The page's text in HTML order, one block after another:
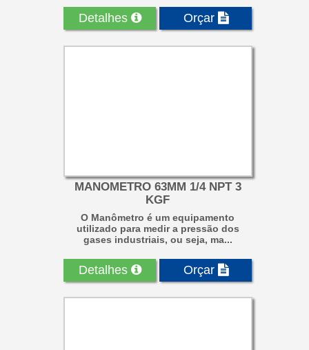
Detalhes Orçar
MANOMETRO 63MM 1/4 NPT 3
KGF
O Manômetro é um equipamento
utilizado para medir a pressão dos
gases industriais, ou seja, ma...
Detalhes Orçar